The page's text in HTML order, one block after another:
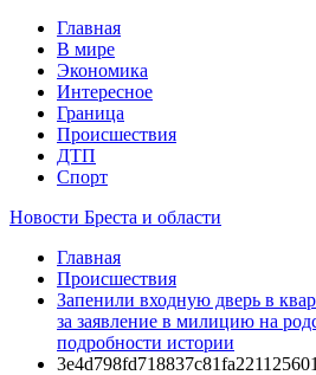
Главная
В мире
Экономика
Интересное
Граница
Происшествия
ДТП
Спорт
Новости Бреста и области
Главная
Происшествия
Запенили входную дверь в
за заявление в милицию на
подробности истории